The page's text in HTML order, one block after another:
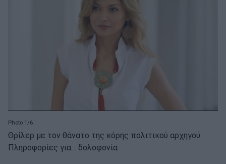
Photo 1/6
Θρίλερ με τον θάνατο της κόρης πολιτικού αρχηγού.
Πληροφορίες για… δολοφονία